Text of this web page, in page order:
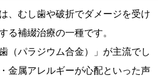
、むし歯や破折でダメージを受け
る補綴治療の一種です。
（パラジウム合金）」が主流でし
金属アレルギーが心配といった声